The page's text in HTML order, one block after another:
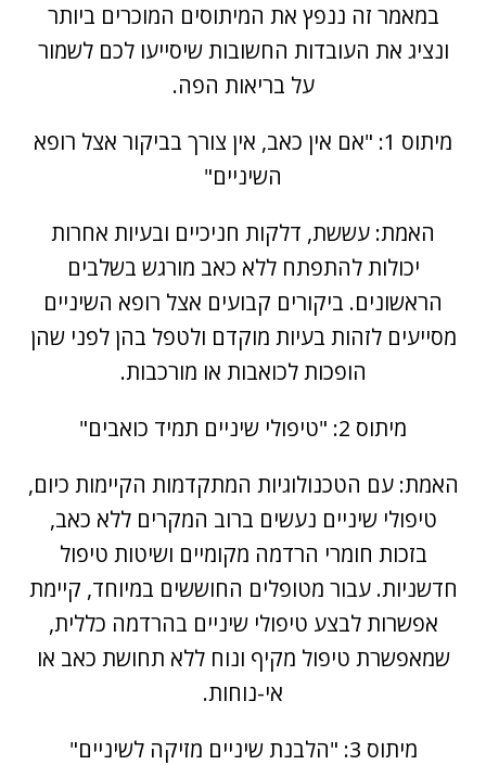
במאמר זה ננפץ את המיתוסים המוכרים ביותר
ונציג את העובדות החשובות שיסייעו לכם לשמור
על בריאות הפה.
מיתוס 1: "אם אין כאב, אין צורך בביקור אצל רופא
השיניים"
האמת: עששת, דלקות חניכיים ובעיות אחרות
יכולות להתפתח ללא כאב מורגש בשלבים
הראשונים. ביקורים קבועים אצל רופא השיניים
מסייעים לזהות בעיות מוקדם ולטפל בהן לפני שהן
הופכות לכואבות או מורכבות.
מיתוס 2: "טיפולי שיניים תמיד כואבים"
האמת: עם הטכנולוגיות המתקדמות הקיימות כיום,
טיפולי שיניים נעשים ברוב המקרים ללא כאב,
בזכות חומרי הרדמה מקומיים ושיטות טיפול
חדשניות. עבור מטופלים החוששים במיוחד, קיימת
אפשרות לבצע טיפולי שיניים בהרדמה כללית,
שמאפשרת טיפול מקיף ונוח ללא תחושת כאב או
אי-נוחות.
מיתוס 3: "הלבנת שיניים מזיקה לשיניים"